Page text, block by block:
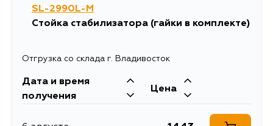
11 августа
31 августа 1406
SL-2990L-M
Стойка стабилизатора (гайки в комплекте)
Отгрузка со склада г. Владивосток
Дата и время
получения
Цена